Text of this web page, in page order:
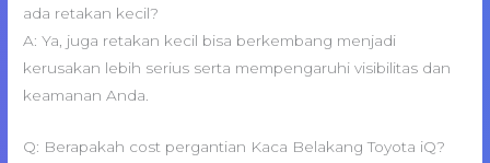
ada retakan kecil?
A: Ya, juga retakan kecil bisa berkembang menjadi
kerusakan lebih serius serta mempengaruhi visibilitas dan
keamanan Anda.
Q: Berapakah cost pergantian Kaca Belakang Toyota iQ?